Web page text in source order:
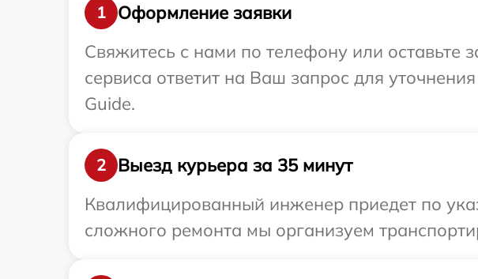
1
Оформление заявки
Свяжитесь с нами по телефону или оставьте
сервиса ответит на Ваш запрос для
Guide.
2
Выезд курьера за 35 минут
Квалифицированный инженер приедет по
сложного ремонта мы организуем